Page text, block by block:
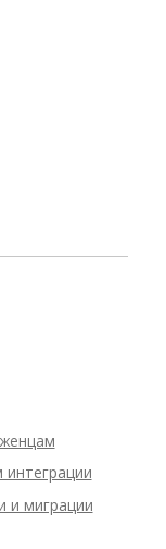
и миграции